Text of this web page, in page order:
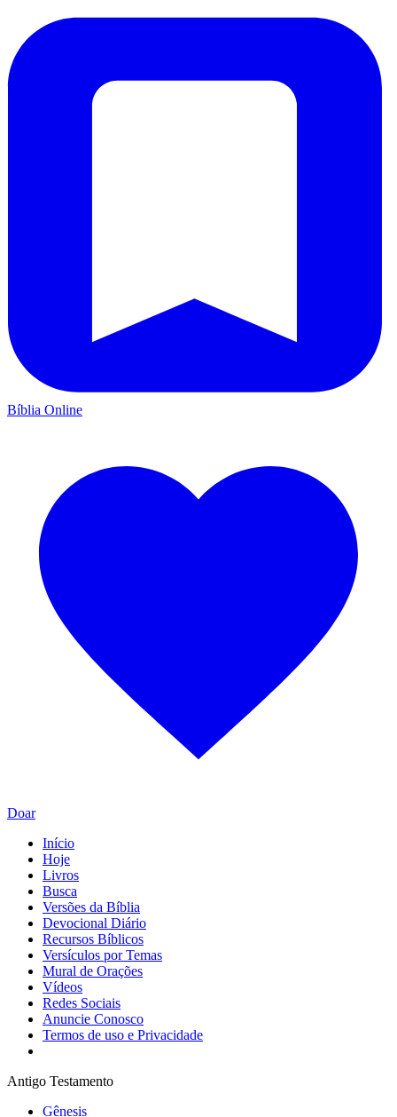
Bíblia Online
Doar
Início
Hoje
Livros
Busca
Versões da Bíblia
Devocional Diário
Recursos Bíblicos
Versículos por Temas
Mural de Orações
Vídeos
Redes Sociais
Anuncie Conosco
Termos de uso e Privacidade
Antigo Testamento
Gênesis